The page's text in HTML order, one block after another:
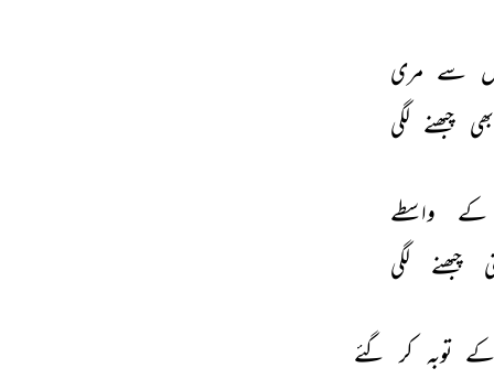
سے مری
بھی چبھنے لگی
کے
واسطے
چبھنے لگی
کے توبہ کر گئے